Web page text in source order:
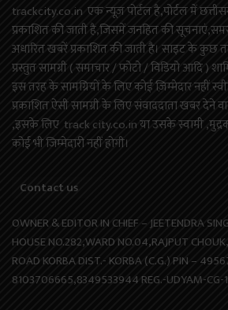
trackcity.co.in एक न्यूज़ पोर्टल है,पोर्टल में
प्रकाशित की जाती है,जिसमें जनहित की
अधारित खबरें प्रकाशित की जाती है। साइट के कुछ
प्रस्तुत सामग्री ( समाचार / फोटो / विडियो आदि )
इस तरह के सामग्रियों के लिए कोई ज़िम्मेदार नहीं
प्रकाशित ऐसी सामग्री के लिए संवाददाता खबर देने
,इसके लिए track city.co.in या उसके स्वामी
कोई भी जिम्मेदारी नहीं होगी।
Contact us
OWNER & EDITOR IN CHIEF – JEETENDRA
HOUSE NO.282,WARD NO.04,RAJPUT
ROAD KORBA DIST.- KORBA (C.G.) PIN –
8103706665,8349533944 REG.-UDYAM-